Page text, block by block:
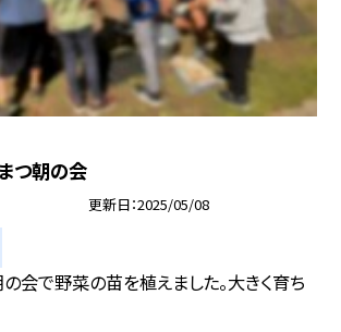
つ朝の会
更新日 2025/05/08
会で野菜の苗を植えました。大きく育ち